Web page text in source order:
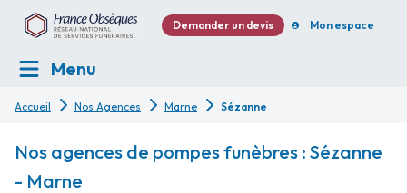
Demander un devis Mon espace
Menu
Accueil Nos Agences Marne Sézanne
Nos agences de pompes funèbres : Sézanne
- Marne